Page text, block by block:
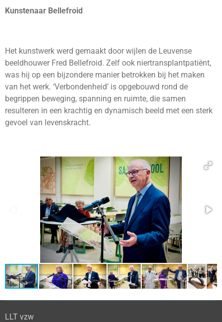
Kunstenaar Bellefroid
Het kunstwerk werd gemaakt door wijlen de Leuvense
beeldhouwer Fred Bellefroid. Zelf ook niertransplantpatiënt,
was hij op een bijzondere manier betrokken bij het maken
van het werk. ‘Verbondenheid’ is opgebouwd rond de
begrippen beweging, spanning en ruimte, die samen
resulteren in een krachtig en dynamisch beeld met een sterk
gevoel van levenskracht.
LLT vzw